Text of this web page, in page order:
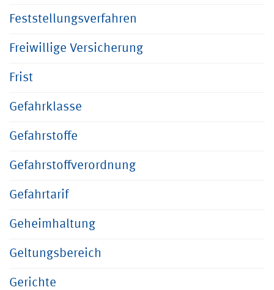
Feststellungsverfahren
Freiwillige Versicherung
Frist
Gefahrklasse
Gefahrstoffe
Gefahrstoffverordnung
Gefahrtarif
Geheimhaltung
Geltungsbereich
Gerichte